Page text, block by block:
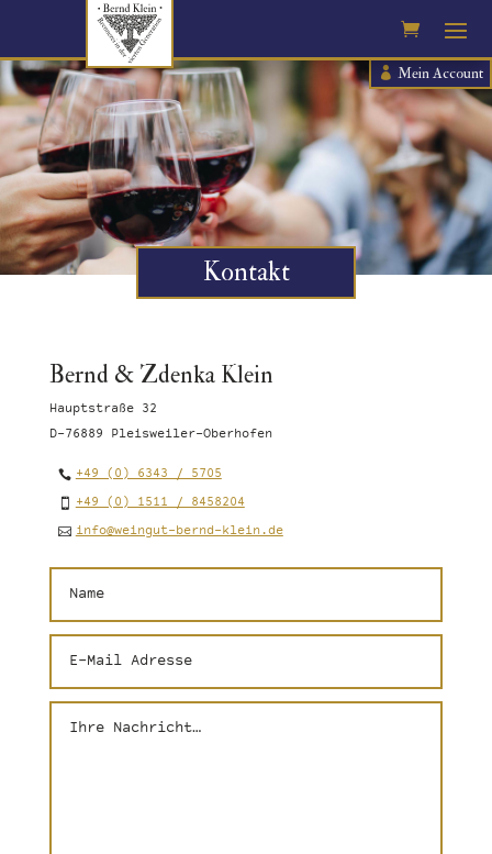
Mein Account
Kontakt
Bernd & Zdenka Klein
Hauptstraße 32
D-76889 Pleisweiler-Oberhofen
+49 (0) 6343 / 5705
+49 (0) 1511 / 8458204
info@weingut-bernd-klein.de